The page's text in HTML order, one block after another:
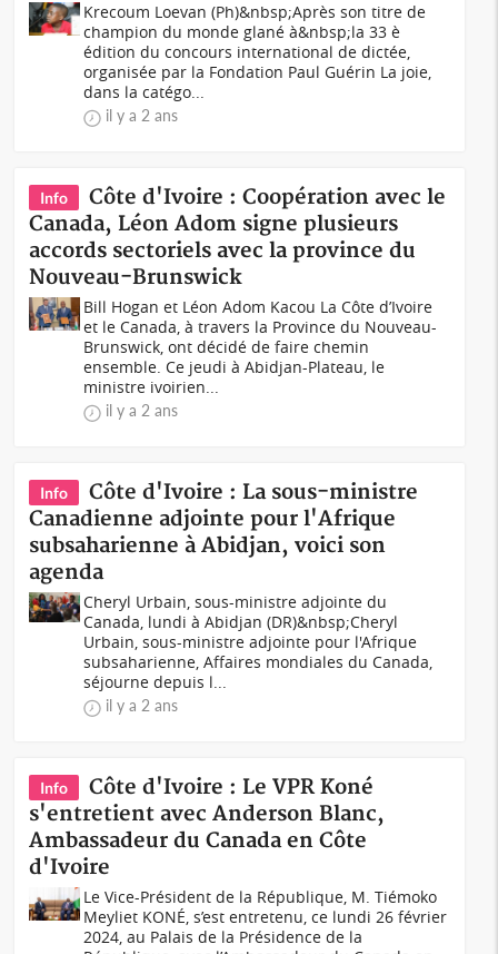
Krecoum Loevan (Ph)&nbsp;Après son titre de
champion du monde glané à&nbsp;la 33 è
édition du concours international de dictée,
organisée par la Fondation Paul Guérin La joie,
dans la catégo...
il y a 2 ans
Info
Côte d'Ivoire : Coopération avec le
Canada, Léon Adom signe plusieurs
accords sectoriels avec la province du
Nouveau-Brunswick
Bill Hogan et Léon Adom Kacou La Côte d’Ivoire
et le Canada, à travers la Province du Nouveau-
Brunswick, ont décidé de faire chemin
ensemble. Ce jeudi à Abidjan-Plateau, le
ministre ivoirien...
il y a 2 ans
Info
Côte d'Ivoire : La sous-ministre
Canadienne adjointe pour l'Afrique
subsaharienne à Abidjan, voici son
agenda
Cheryl Urbain, sous-ministre adjointe du
Canada, lundi à Abidjan (DR)&nbsp;Cheryl
Urbain, sous-ministre adjointe pour l'Afrique
subsaharienne, Affaires mondiales du Canada,
séjourne depuis l...
il y a 2 ans
Info
Côte d'Ivoire : Le VPR Koné
s'entretient avec Anderson Blanc,
Ambassadeur du Canada en Côte
d'Ivoire
Le Vice-Président de la République, M. Tiémoko
Meyliet KONÉ, s’est entretenu, ce lundi 26 février
2024, au Palais de la Présidence de la